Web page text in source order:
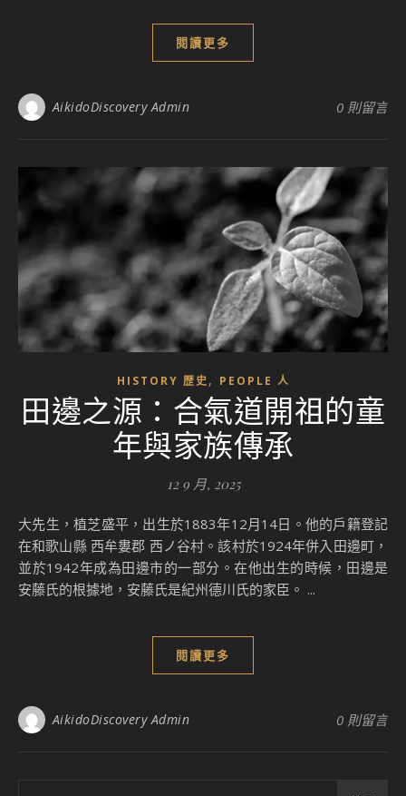
閱讀更多
AikidoDiscovery Admin 0 則留言
HISTORY 歴史, PEOPLE 人
田邊之源：合氣道開祖的童
年與家族傳承
12 9 月, 2025
大先生，植芝盛平，出生於1883年12月14日。他的戶籍登記
在和歌山縣 西牟婁郡 西ノ谷村。該村於1924年併入田邊町，
並於1942年成為田邊市的一部分。在他出生的時候，田邊是
安藤氏的根據地，安藤氏是紀州德川氏的家臣。 ...
閱讀更多
AikidoDiscovery Admin 0 則留言